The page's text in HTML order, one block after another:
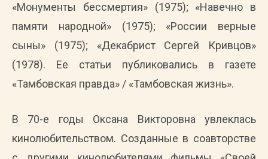
«Монументы бессмертия» (1975); «Навечно в
памяти народной» (1975); «России верные
сыны» (1975); «Декабрист Сергей Кривцов»
(1978). Ее статьи публиковались в газете
«Тамбовская правда» / «Тамбовская жизнь».
В 70-е годы Оксана Викторовна увлеклась
кинолюбительством. Созданные в соавторстве